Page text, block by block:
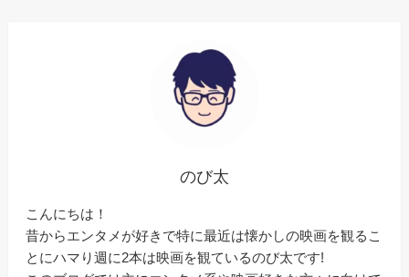
のび太
こんにちは！
昔からエンタメが好きで特に最近は懐かしの映画を観るこ
とにハマり週に2本は映画を観ているのび太です!